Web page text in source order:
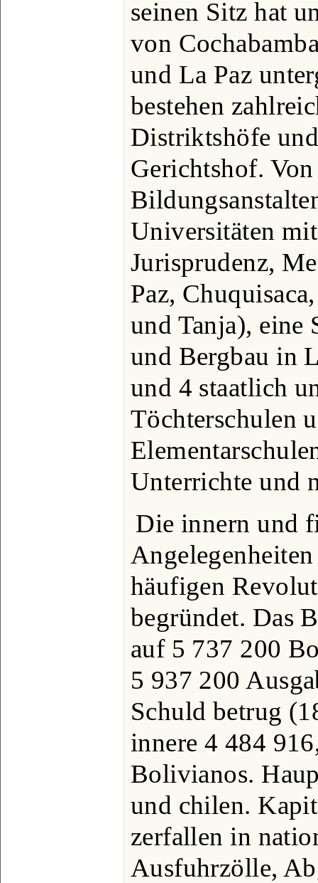
seinen Sitz hat
von
und La Paz
bestehen
Distriktshöfe
Gerichtshof.
Universitäten
Jurisprudenz,
Paz,
und Tanja),
und Bergbau in
und 4 staatlich
Töchterschulen
Unterrichte und
Die innern und
häufigen
begründet. Das
auf 5 737 200
5 937 200
Schuld betrug
innere 4 484
Bolivianos.
und chilen.
zerfallen in
Ausfuhrzölle,